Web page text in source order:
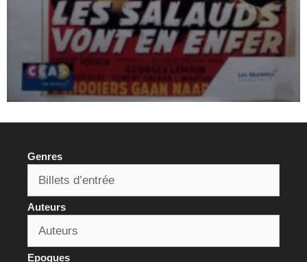
Genres
Auteurs
Epoques